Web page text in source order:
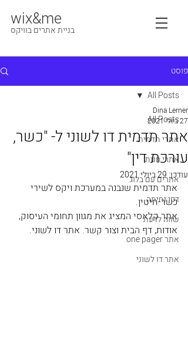
wix&me
בניית אתרים בוויקס
פוסט
All Posts
אתרי תדמית
אתרי חנות
אתרים עם בלוג
דפי נחיתה
שווה לדעת
אתר one pager
אתר דו לשוני
All Posts
אתר תדמית דו לשוני ל- "כשר,
עורכת דין"
Dina Lerner
27 ביולי 2021
עודכן:29 ביולי 2021
אתר תדמית שנבנה במערכת ויקס לשירי
כשר-חיטין.
אתר קלאסי המציג את מגוון תחומי העיסוק,
אודות, דף הבית וצור קשר. אתר דו לשוני.